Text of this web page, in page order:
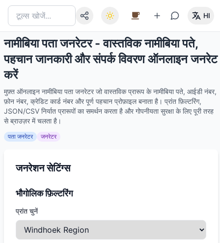
HI
नामीबिया पता जनरेटर - वास्तविक नामीबिया पते,
पहचान जानकारी और संपर्क विवरण ऑनलाइन जनरेट
करें
मुफ़्त ऑनलाइन नामीबिया पता जनरेटर जो वास्तविक प्रारूप के नामीबिया पते, आईडी नंबर,
फ़ोन नंबर, क्रेडिट कार्ड नंबर और पूर्ण पहचान प्रोफ़ाइल बनाता है। प्रांत फ़िल्टरिंग,
JSON/CSV निर्यात प्रारूपों का समर्थन करता है और गोपनीयता सुरक्षा के लिए पूरी तरह
से ब्राउज़र में चलता है।
पता जनरेटर जनरेटर
जनरेशन सेटिंग्स
भौगोलिक फ़िल्टरिंग
प्रांत चुनें